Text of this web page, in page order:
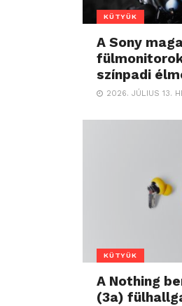
KÜTYÜK
A Sony
színpadi
2026. JÚLIUS 13.
KÜTYÜK
A Nothing
(3a)